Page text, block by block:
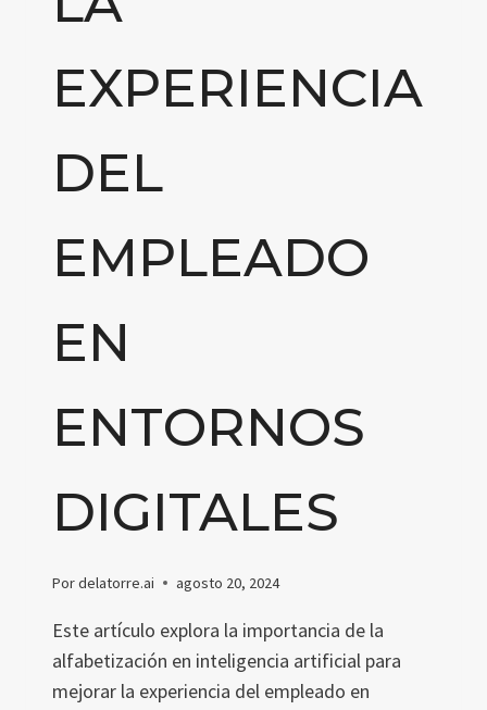
EXPERIENCIA
DEL
EMPLEADO
EN
ENTORNOS
DIGITALES
Pordelatorre.ai agosto 20, 2024
Este artículo explora la importancia de la
alfabetización en inteligencia artificial para
mejorar la experiencia del empleado en